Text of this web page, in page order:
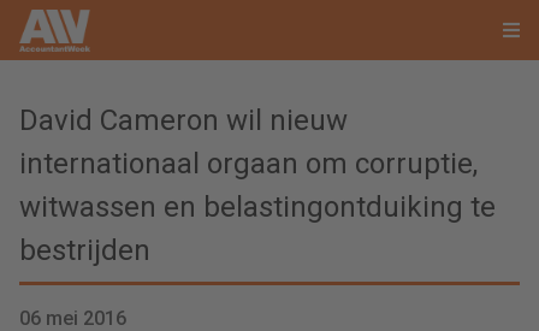
David Cameron wil nieuw
internationaal orgaan om corruptie,
witwassen en belastingontduiking te
bestrijden
06 mei 2016